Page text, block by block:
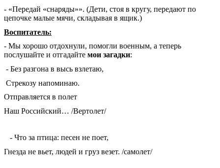
- «Передай «снаряды»». (Дети, стоя в кругу, передают по
цепочке малые мячи, складывая в ящик.)
Воспитатель:
- Мы хорошо отдохнули, помогли военным, а теперь
послушайте и отгадайте мои загадки:
- Без разгона в высь взлетаю,
Стрекозу напоминаю.
Отправляется в полет
Наш Российский… /Вертолет/
- Что за птица: песен не поет,
Гнезда не вьет, людей и груз везет. /самолет/